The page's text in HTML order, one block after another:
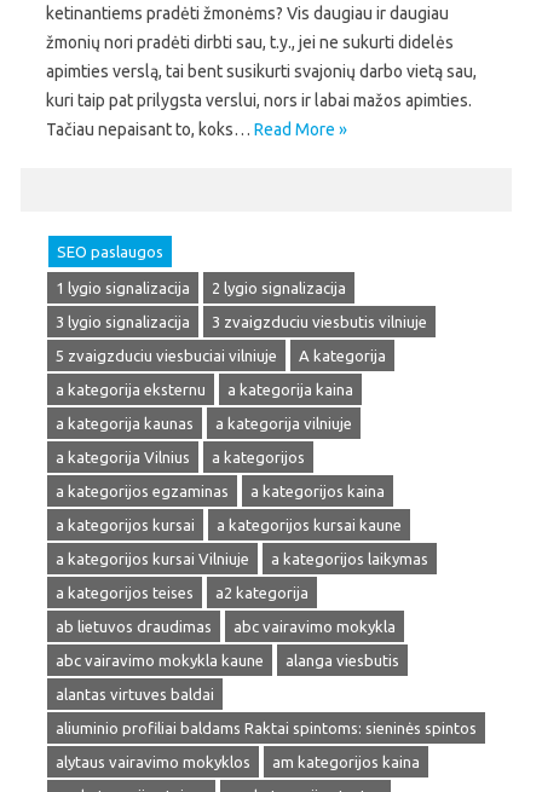
ketinantiems pradėti žmonėms? Vis daugiau ir daugiau
žmonių nori pradėti dirbti sau, t.y., jei ne sukurti didelės
apimties verslą, tai bent susikurti svajonių darbo vietą sau,
kuri taip pat prilygsta verslui, nors ir labai mažos apimties.
Tačiau nepaisant to, koks… Read More »
SEO paslaugos
1 lygio signalizacija
2 lygio signalizacija
3 lygio signalizacija
3 zvaigzduciu viesbutis vilniuje
5 zvaigzduciu viesbuciai vilniuje
A kategorija
a kategorija eksternu
a kategorija kaina
a kategorija kaunas
a kategorija vilniuje
a kategorija Vilnius
a kategorijos
a kategorijos egzaminas
a kategorijos kaina
a kategorijos kursai
a kategorijos kursai kaune
a kategorijos kursai Vilniuje
a kategorijos laikymas
a kategorijos teises
a2 kategorija
ab lietuvos draudimas
abc vairavimo mokykla
abc vairavimo mokykla kaune
alanga viesbutis
alantas virtuves baldai
aliuminio profiliai baldams Raktai spintoms: sieninės spintos
alytaus vairavimo mokyklos
am kategorijos kaina